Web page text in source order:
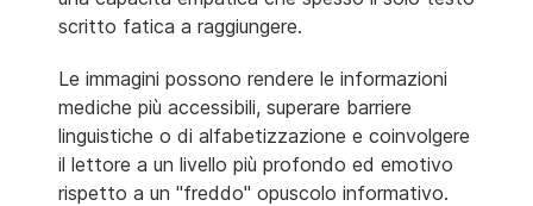
scritto fatica a raggiungere.
Le immagini possono rendere le informazioni
mediche più accessibili, superare barriere
linguistiche o di alfabetizzazione e coinvolgere
il lettore a un livello più profondo ed emotivo
rispetto a un "freddo" opuscolo informativo.